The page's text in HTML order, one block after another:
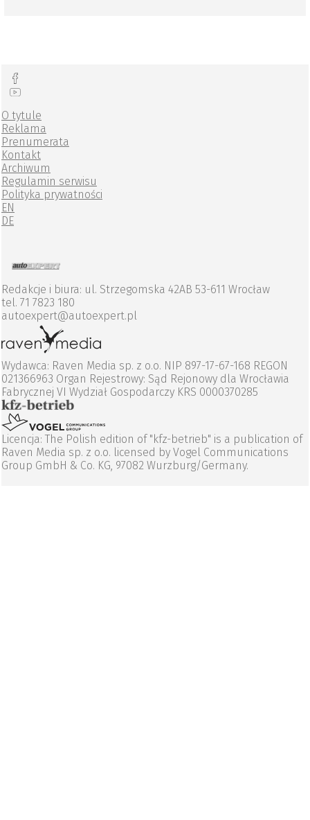
O tytule
Reklama
Prenumerata
Kontakt
Archiwum
Regulamin serwisu
Polityka prywatności
EN
DE
Redakcje i biura: ul. Strzegomska 42AB 53-611 Wrocław
tel. 71 7823 180
autoexpert@autoexpert.pl
Wydawca: Raven Media sp. z o.o. NIP 897-17-67-168 REGON
021366963 Organ Rejestrowy: Sąd Rejonowy dla Wrocławia
Fabrycznej VI Wydział Gospodarczy KRS 0000370285
Licencja: The Polish edition of "kfz-betrieb" is a publication of
Raven Media sp. z o.o. licensed by Vogel Communications
Group GmbH & Co. KG, 97082 Wurzburg/Germany.